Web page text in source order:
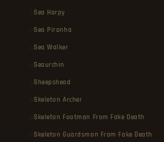
Sea Harpy
Sea Piranha
Sea Walker
Seaurchin
Sheepshead
Skeleton Archer
Skeleton Footman From Fake Death
Skeleton Guardsman From Fake Death